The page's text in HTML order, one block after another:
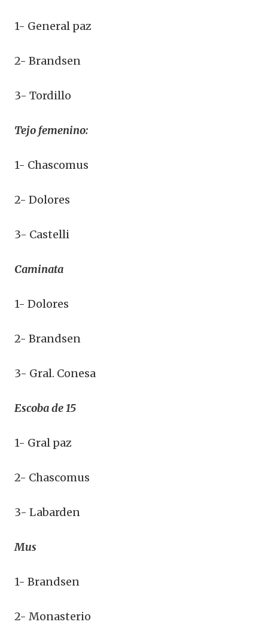
1- General paz
2- Brandsen
3- Tordillo
Tejo femenino:
1- Chascomus
2- Dolores
3- Castelli
Caminata
1- Dolores
2- Brandsen
3- Gral. Conesa
Escoba de 15
1- Gral paz
2- Chascomus
3- Labarden
Mus
1- Brandsen
2- Monasterio